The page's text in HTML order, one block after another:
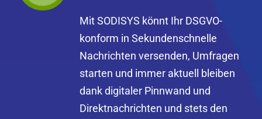
Mit SODISYS könnt Ihr DSGVO-
konform in Sekundenschnelle
Nachrichten versenden, Umfragen
starten und immer aktuell bleiben
dank digitaler Pinnwand und
Direktnachrichten und stets den